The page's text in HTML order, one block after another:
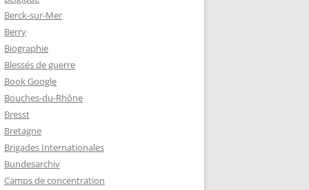
:
LEROUX
Berck-sur-Mer
Berry
Biographie
Blessés de guerre
Book Google
Bouches-du-Rhône
Bresst
Bretagne
Brigades Internationales
Bundesarchiv
Camps de concentration